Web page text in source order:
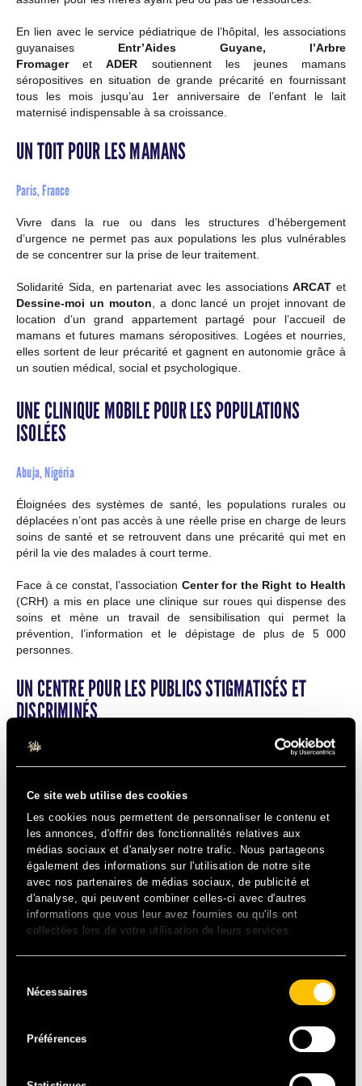
Ce site web utilise des cookies
Les cookies nous permettent de personnaliser le contenu et
les annonces, d'offrir des fonctionnalités relatives aux
médias sociaux et d'analyser notre trafic. Nous partageons
également des informations sur l'utilisation de notre site
avec nos partenaires de médias sociaux, de publicité et
d'analyse, qui peuvent combiner celles-ci avec d'autres
informations que vous leur avez fournies ou qu'ils ont
collectées lors de votre utilisation de leurs services.
duNécessaires
Préférences
En lien avec le service pédiatrique de l’hôpital, les associations
guyanaises Entr’Aides Guyane, l’Arbre
FromageretADER soutiennent les jeunes mamans
séropositives en situation de grande précarité en fournissant
tous les mois jusqu’au 1er anniversaire de l’enfant le lait
maternisé indispensable à sa croissance.
UN TOIT POUR LES MAMANS
Paris, France
Vivre dans la rue ou dans les structures d’hébergement
d’urgence ne permet pas aux populations les plus vulnérables
de se concentrer sur la prise de leur traitement.
Solidarité Sida, en partenariat avec les associationsARCAT et
Dessine-moi un mouton , a donc lancé un projet innovant de
location d’un grand appartement partagé pour l’accueil de
mamans et futures mamans séropositives. Logées et nourries,
elles sortent de leur précarité et gagnent en autonomie grâce à
un soutien médical, social et psychologique.
UNE CLINIQUE MOBILE POUR LES POPULATIONS
ISOLÉES
Abuja, Nigéria
Éloignées des systèmes de santé, les populations rurales ou
déplacées n’ont pas accès à une réelle prise en charge de leurs
soins de santé et se retrouvent dans une précarité qui met en
péril la vie des malades à court terme.
Face à ce constat, l’association Center for the Right to Health
(CRH) a mis en place une clinique sur roues qui dispense des
soins et mène un travail de sensibilisation qui permet la
prévention, l’information et le dépistage de plus de 5 000
personnes.
UN CENTRE POUR LES PUBLICS STIGMATISÉS ET
DISCRIMINÉS
Beyrouth, Liban
centre de santé sexuelle du Moyen-Orient. Dans un contexte
sociétal répressif où parler de sexualité représente un risque, il
propose des services médicaux et de dépistage pour tous.
La communauté LGBT+ et les femmes célibataires, publics
victimes de stigmatisations et de discriminations s’y retrouvent
pour parler librement et sans jugement, dans un cadre qui
respecte leur intimité et leur confidentialité.
UNE MAISON DES JEUNES POUR PARLER DE SEXUALITÉ
Réduire les risques liés au VIH et autres infections sexuellement
Santé pour Tous
qui ont ouvert une « maison des jeunes » en